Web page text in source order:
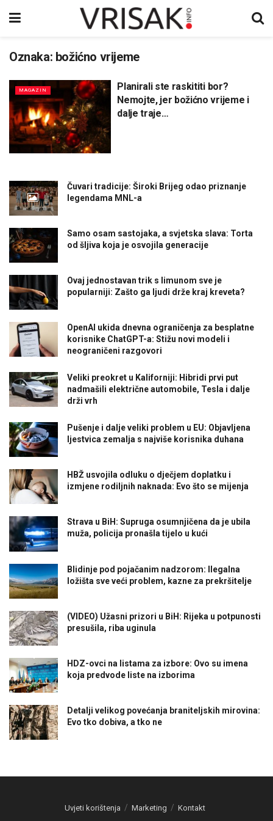
Oznaka: božićno vrijeme
MAGAZIN
Planirali ste raskititi bor?
Nemojte, jer božićno vrijeme i
dalje traje…
Čuvari tradicije: Široki Brijeg odao priznanje
legendama MNL-a
Samo osam sastojaka, a svjetska slava: Torta
od šljiva koja je osvojila generacije
Ovaj jednostavan trik s limunom sve je
popularniji: Zašto ga ljudi drže kraj kreveta?
OpenAI ukida dnevna ograničenja za besplatne
korisnike ChatGPT-a: Stižu novi modeli i
neograničeni razgovori
Veliki preokret u Kaliforniji: Hibridi prvi put
nadmašili električne automobile, Tesla i dalje
drži vrh
Pušenje i dalje veliki problem u EU: Objavljena
ljestvica zemalja s najviše korisnika duhana
HBŽ usvojila odluku o dječjem doplatku i
izmjene rodiljnih naknada: Evo što se mijenja
Strava u BiH: Supruga osumnjičena da je ubila
muža, policija pronašla tijelo u kući
Blidinje pod pojačanim nadzorom: Ilegalna
ložišta sve veći problem, kazne za prekršitelje
(VIDEO) Užasni prizori u BiH: Rijeka u potpunosti
presušila, riba uginula
HDZ-ovci na listama za izbore: Ovo su imena
koja predvode liste na izborima
Detalji velikog povećanja braniteljskih mirovina:
Evo tko dobiva, a tko ne
Uvjeti korištenja Marketing Kontakt